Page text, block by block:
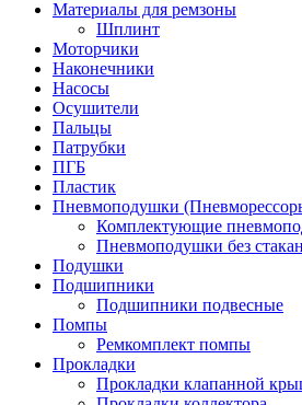
Материалы для ремзоны
Шплинт
Моторчики
Наконечники
Насосы
Осушители
Пальцы
Патрубки
ПГБ
Пластик
Пневмоподушки
Комплектующие
Пневмоподушки без
Подушки
Подшипники
Подшипники подвесные
Помпы
Ремкомплект помпы
Прокладки
Прокладки клапанной